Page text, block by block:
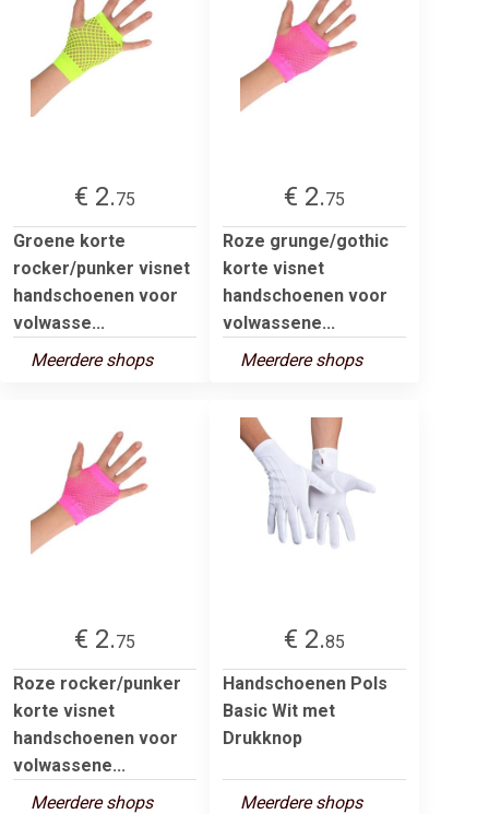
€ 2.75
Groene korte
rocker/punker visnet
handschoenen voor
volwasse...
Meerdere shops
€ 2.75
Roze grunge/gothic
korte visnet
handschoenen voor
volwassene...
Meerdere shops
€ 2.75
Roze rocker/punker
korte visnet
handschoenen voor
volwassene...
Meerdere shops
€ 2.85
Handschoenen Pols
Basic Wit met
Drukknop
Meerdere shops